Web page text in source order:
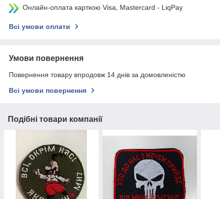
Онлайн-оплата карткою Visa, Mastercard - LiqPay
Всі умови оплати
Умови повернення
Повернення товару впродовж 14 днів за домовленістю
Всі умови повернення
Подібні товари компанії